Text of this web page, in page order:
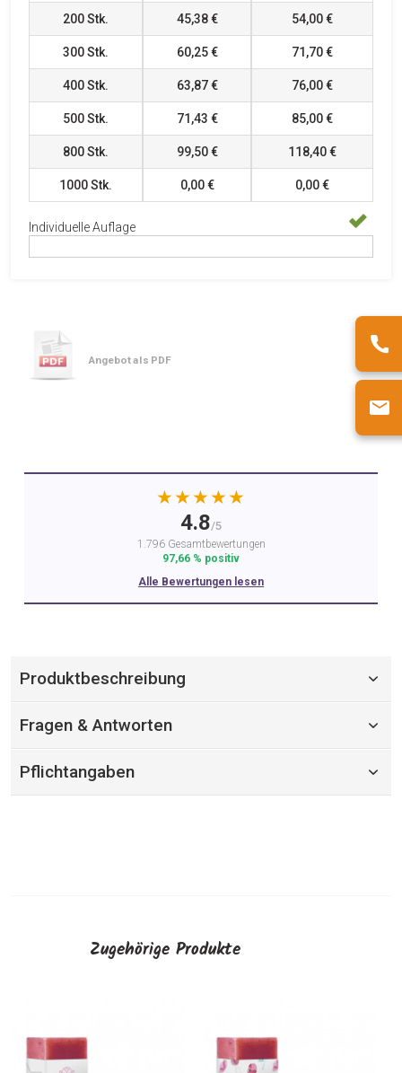
200Stk. 45,38 € 54,00 €
300Stk. 60,25 € 71,70 €
400Stk. 63,87 € 76,00 €
500Stk. 71,43 € 85,00 €
800Stk. 99,50 € 118,40 €
1000Stk. 0,00 € 0,00 €
Individuelle Auflage
Angebot als PDF
★★★★★
4.8/5
1.796 Gesamtbewertungen
97,66 % positiv
Alle Bewertungen lesen
Produktbeschreibung
Fragen & Antworten
Pflichtangaben
Zugehörige Produkte